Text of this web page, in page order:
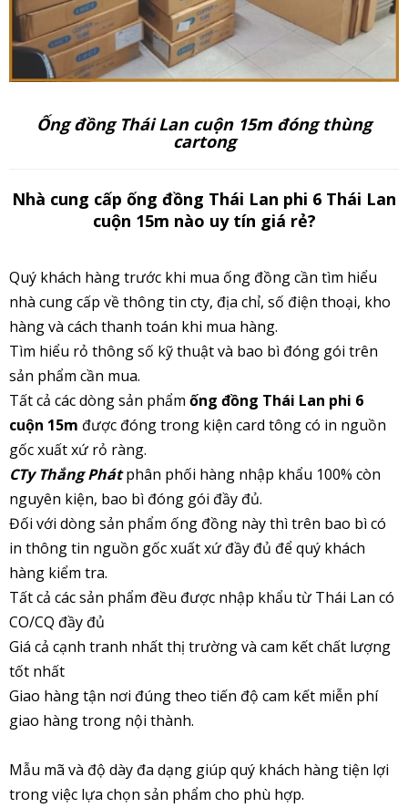
Ống đồng Thái Lan cuộn 15m đóng thùng
cartong
Nhà cung cấp ống đồng Thái Lan phi 6 Thái Lan
cuộn 15m nào uy tín giá rẻ?
Quý khách hàng trước khi mua ống đồng cần tìm hiểu
nhà cung cấp về thông tin cty, địa chỉ, số điện thoại, kho
hàng và cách thanh toán khi mua hàng.
Tìm hiểu rỏ thông số kỹ thuật và bao bì đóng gói trên
sản phẩm cần mua.
Tất cả các dòng sản phẩm ống đồng Thái Lan phi 6
cuộn 15m được đóng trong kiện card tông có in nguồn
gốc xuất xứ rỏ ràng.
CTy Thắng Phátphân phối hàng nhập khẩu 100% còn
nguyên kiện, bao bì đóng gói đầy đủ.
Đối với dòng sản phẩm ống đồng này thì trên bao bì có
in thông tin nguồn gốc xuất xứ đầy đủ để quý khách
hàng kiểm tra.
Tất cả các sản phẩm đều được nhập khẩu từ Thái Lan có
CO/CQ đầy đủ
Giá cả cạnh tranh nhất thị trường và cam kết chất lượng
tốt nhất
Giao hàng tận nơi đúng theo tiến độ cam kết miễn phí
giao hàng trong nội thành.
Mẫu mã và độ dày đa dạng giúp quý khách hàng tiện lợi
trong việc lựa chọn sản phẩm cho phù hợp.